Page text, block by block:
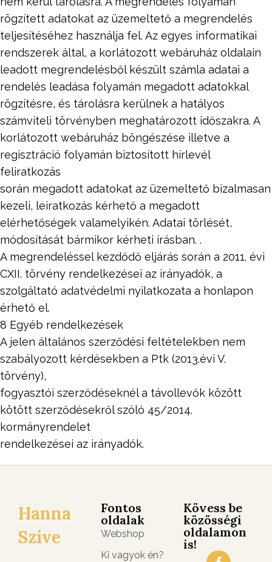
rögzített adatokat az üzemeltető a megrendelés
teljesítéséhez használja fel. Az egyes informatikai
rendszerek által, a korlátozott webáruház oldalain
leadott megrendelésből készült számla adatai a
rendelés leadása folyamán megadott adatokkal
rögzítésre, és tárolásra kerülnek a hatályos
számviteli törvényben meghatározott időszakra. A
korlátozott webáruház böngészése illetve a
regisztráció folyamán biztosított hírlevél
feliratkozás
során megadott adatokat az üzemeltető bizalmasan
kezeli, leiratkozás kérhető a megadott
elérhetőségek valamelyikén. Adatai törlését,
módosítását bármikor kérheti írásban. .
A megrendeléssel kezdődő eljárás során a 2011. évi
CXII. törvény rendelkezései az irányadók, a
szolgáltató adatvédelmi nyilatkozata a honlapon
érhető el.
8 Egyéb rendelkezések
A jelen általános szerződési feltételekben nem
szabályozott kérdésekben a Ptk (2013.évi V.
törvény),
fogyasztói szerződéseknél a távollevők között
kötött szerződésekről szóló 45/2014.
kormányrendelet
rendelkezései az irányadók.
Hanna
Szíve
Fontos
oldalak
Webshop
Ki vagyok én?
Kövess be
közösségi
oldalamon
is!